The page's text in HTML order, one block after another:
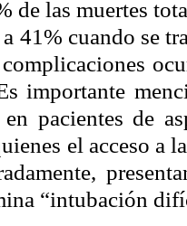
de las muertes
a 41% cuando se
importante
en pacientes de
el acceso a
“intubación